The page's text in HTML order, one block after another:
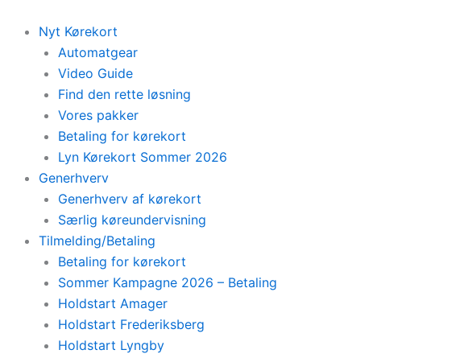
content
Nyt Kørekort
Automatgear
Video Guide
Find den rette løsning
Vores pakker
Betaling for kørekort
Lyn Kørekort Sommer 2026
Generhverv
Generhverv af kørekort
Særlig køreundervisning
Tilmelding/Betaling
Betaling for kørekort
Sommer Kampagne 2026 – Betaling
Holdstart Amager
Holdstart Frederiksberg
Holdstart Lyngby